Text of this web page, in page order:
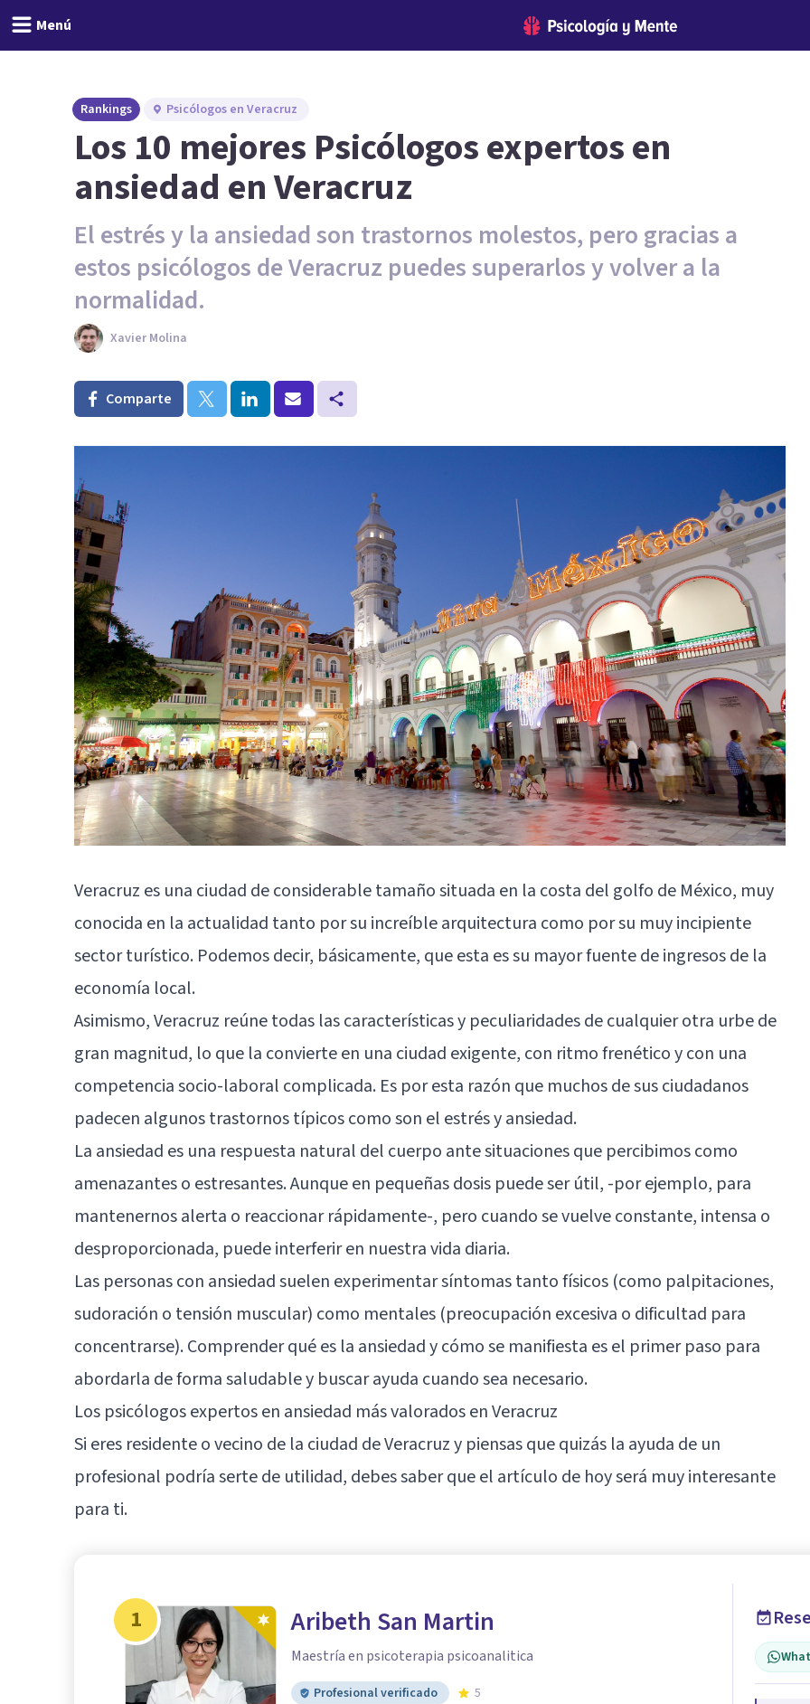
Menú
Rankings Psicólogos en Veracruz
Los 10 mejores Psicólogos expertos en
ansiedad en Veracruz
El estrés y la ansiedad son trastornos molestos, pero gracias a
estos psicólogos de Veracruz puedes superarlos y volver a la
normalidad.
Xavier Molina
Comparte
Veracruz es una ciudad de considerable tamaño situada en la costa del golfo de México, muy
conocida en la actualidad tanto por su increíble arquitectura como por su muy incipiente
sector turístico. Podemos decir, básicamente, que esta es su mayor fuente de ingresos de la
economía local.
Asimismo, Veracruz reúne todas las características y peculiaridades de cualquier otra urbe de
gran magnitud, lo que la convierte en una ciudad exigente, con ritmo frenético y con una
competencia socio-laboral complicada. Es por esta razón que muchos de sus ciudadanos
padecen algunos trastornos típicos como son el estrés y ansiedad.
La ansiedad es una respuesta natural del cuerpo ante situaciones que percibimos como
amenazantes o estresantes. Aunque en pequeñas dosis puede ser útil, -por ejemplo, para
mantenernos alerta o reaccionar rápidamente-, pero cuando se vuelve constante, intensa o
desproporcionada, puede interferir en nuestra vida diaria.
Las personas con ansiedad suelen experimentar síntomas tanto físicos (como palpitaciones,
sudoración o tensión muscular) como mentales (preocupación excesiva o dificultad para
concentrarse). Comprender qué es la ansiedad y cómo se manifiesta es el primer paso para
abordarla de forma saludable y buscar ayuda cuando sea necesario.
Los psicólogos expertos en ansiedad más valorados en Veracruz
Si eres residente o vecino de la ciudad deVeracruzy piensas que quizás la ayuda de un
profesional podría serte de utilidad, debes saber que el artículo de hoy será muy interesante
para ti.
1 Aribeth San Martin
Maestría en psicoterapia psicoanalitica
Profesional verificado
5